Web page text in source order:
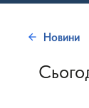
Новини